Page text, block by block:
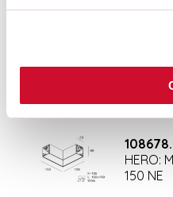
Ergänzendes
HERO:
HERO:
150 NE